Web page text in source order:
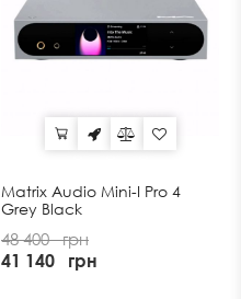
Matrix Audio Mini-I Pro 4
Grey Black
48 400 грн
41 140 грн